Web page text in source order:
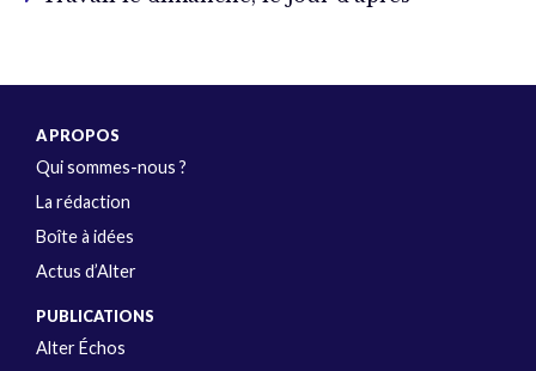
A PROPOS
Qui sommes-nous ?
La rédaction
Boîte à idées
Actus d’Alter
PUBLICATIONS
Alter Échos